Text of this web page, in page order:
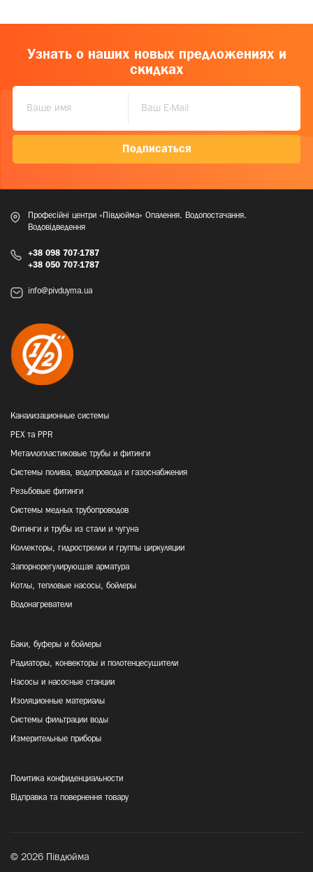
Узнать о наших новых предложениях и
скидках
Подписаться
Професійні центри «Півдюйма» Опалення. Водопостачання.
Водовідведення
+38 098 707-1787
+38 050 707-1787
info@pivduyma.ua
Канализационные системы
PEX та PPR
Металлопластиковые трубы и фитинги
Системы полива, водопровода и газоснабжения
Резьбовые фитинги
Системы медных трубопроводов
Фитинги и трубы из стали и чугуна
Коллекторы, гидрострелки и группы циркуляции
Запорнорегулирующая арматура
Котлы, тепловые насосы, бойлеры
Водонагреватели
Баки, буферы и бойлеры
Радиаторы, конвекторы и полотенцесушители
Насосы и насосные станции
Изоляционные материалы
Системы фильтрации воды
Измерительные приборы
Политика конфиденциальности
Відправка та повернення товару
© 2026 Півдюйма